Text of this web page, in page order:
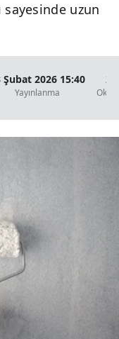
sayesinde uzun
Şubat 2026 15:40
Yayınlanma
2